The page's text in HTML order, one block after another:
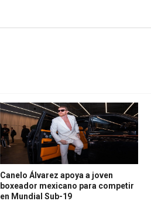
Canelo Álvarez apoya a joven
boxeador mexicano para competir
en Mundial Sub-19